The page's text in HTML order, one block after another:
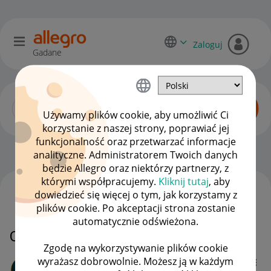
Używamy plików cookie, aby umożliwić Ci
korzystanie z naszej strony, poprawiać jej
funkcjonalność oraz przetwarzać informacje
analityczne. Administratorem Twoich danych
będzie Allegro oraz niektórzy partnerzy, z
którymi współpracujemy. Kliknij tutaj, aby
dowiedzieć się więcej o tym, jak korzystamy z
plików cookie. Po akceptacji strona zostanie
automatycznie odświeżona.
Zgodę na wykorzystywanie plików cookie
wyrażasz dobrowolnie. Możesz ją w każdym
Gadane
Zaloguj
Początkujący sprzedawcy OPCJE
Oszustwo
Client:102132535
WSZYSTKIE TEMATY